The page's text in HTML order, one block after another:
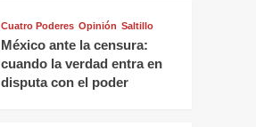
Cuatro Poderes Opinión Saltillo
México ante la censura:
cuando la verdad entra en
disputa con el poder